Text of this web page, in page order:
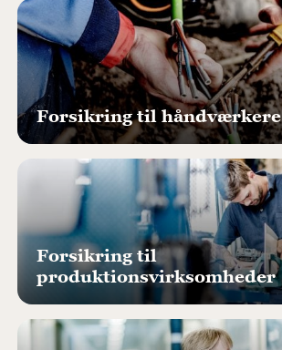
Forsikring til håndværkere
Forsikring til
produktionsvirksomheder